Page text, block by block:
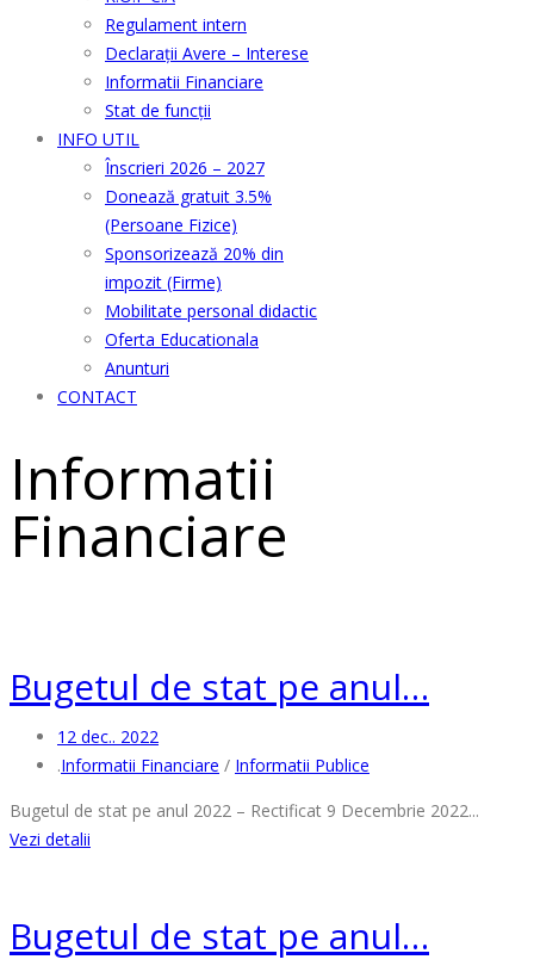
Regulament intern
Declarații Avere – Interese
Informatii Financiare
Stat de funcții
INFO UTIL
Înscrieri 2026 – 2027
Donează gratuit 3.5%
(Persoane Fizice)
Sponsorizează 20% din
impozit (Firme)
Mobilitate personal didactic
Oferta Educationala
Anunturi
CONTACT
Informatii
Financiare
Bugetul de stat pe anul…
12 dec.. 2022
.Informatii Financiare / Informatii Publice
Bugetul de stat pe anul 2022 – Rectificat 9 Decembrie 2022...
Vezi detalii
Bugetul de stat pe anul…